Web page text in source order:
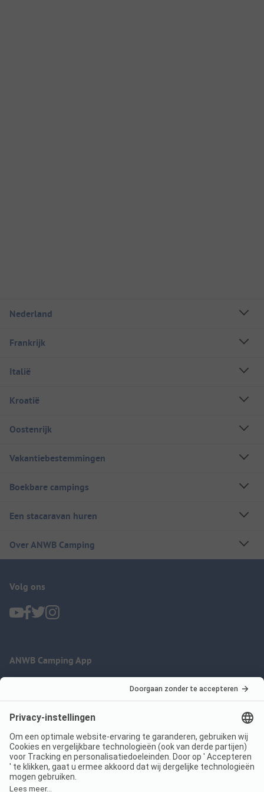
Nederland
Frankrijk
Italië
Kroatië
Oostenrijk
Vakantiebestemmingen
Boekbare campings
Een stacaravan huren
Over ANWB Camping
Volg ons
ANWB Camping App
Imprint
Jouw privacy
Voorwaarden
Wet digitale diensten